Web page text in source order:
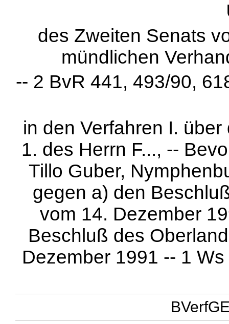
des Zweiten Senats
mündlichen
-- 2 BvR 441, 493/90,
in den Verfahren I.
1. des Herrn F..., --
Tillo Guber,
gegen a) den
vom 14. Dezember
Beschluß des
Dezember 1991 -- 1